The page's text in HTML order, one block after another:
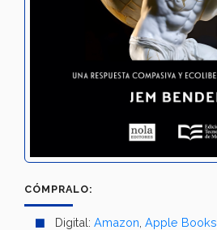
CÓMPRALO:
Digital: Amazon Apple Books